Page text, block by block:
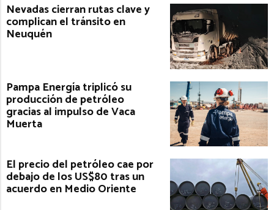
Nevadas cierran rutas clave y
complican el tránsito en
Neuquén
Pampa Energía triplicó su
producción de petróleo
gracias al impulso de Vaca
Muerta
El precio del petróleo cae por
debajo de los US$80 tras un
acuerdo en Medio Oriente